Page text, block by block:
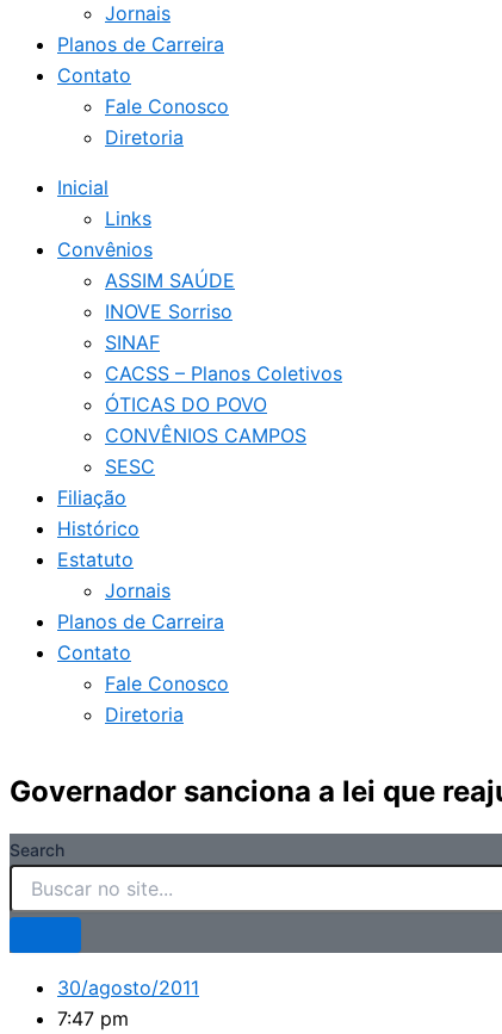
Jornais
Planos de Carreira
Contato
Fale Conosco
Diretoria
Inicial
Links
Convênios
ASSIM SAÚDE
INOVE Sorriso
SINAF
CACSS – Planos Coletivos
ÓTICAS DO POVO
CONVÊNIOS CAMPOS
SESC
Filiação
Histórico
Estatuto
Jornais
Planos de Carreira
Contato
Fale Conosco
Diretoria
Governador sanciona a lei que
Search
30/agosto/2011
7:47 pm